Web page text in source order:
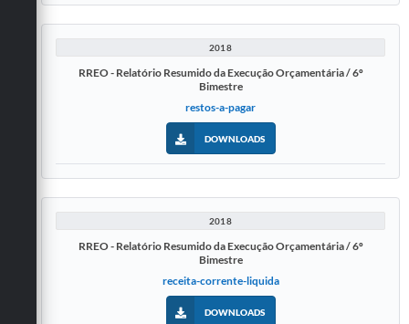
2018
RREO - Relatório Resumido da Execução Orçamentária / 6º
Bimestre
restos-a-pagar
DOWNLOADS
2018
RREO - Relatório Resumido da Execução Orçamentária / 6º
Bimestre
receita-corrente-liquida
DOWNLOADS